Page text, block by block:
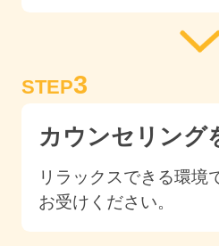
STEP3
カウンセリング
リラックスできる環境
お受けください。